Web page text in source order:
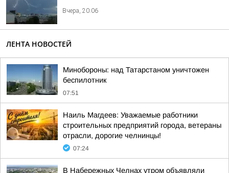
Вчера, 20:06
ЛЕНТА НОВОСТЕЙ
Минобороны: над Татарстаном уничтожен
беспилотник
07:51
Наиль Магдеев: Уважаемые работники
строительных предприятий города, ветераны
отрасли, дорогие челнинцы!
07:24
В Набережных Челнах утром объявляли